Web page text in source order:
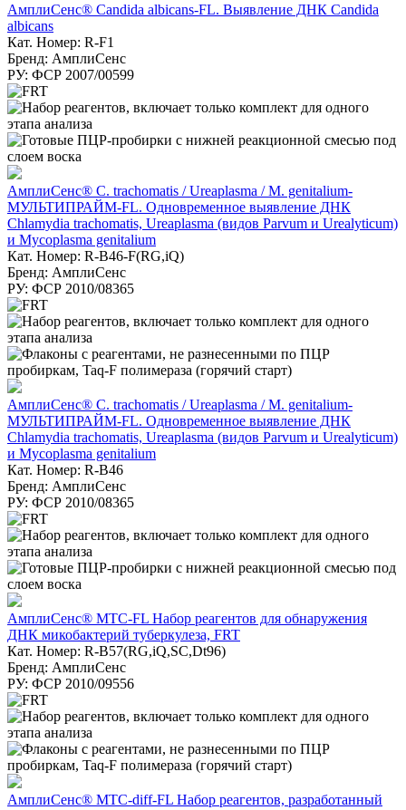
АмплиСенс® Candida albicans-FL. Выявление ДНК Candida
albicans
Кат. Номер: R-F1
Бренд: АмплиСенс
РУ: ФСР 2007/00599
АмплиСенс® C. trachomatis / Ureaplasma / M. genitalium-
МУЛЬТИПРАЙМ-FL. Одновременное выявление ДНК
Chlamydia trachomatis, Ureaplasma (видов Parvum и Urealyticum)
и Mycoplasma genitalium
Кат. Номер: R-B46-F(RG,iQ)
Бренд: АмплиСенс
РУ: ФСР 2010/08365
АмплиСенс® C. trachomatis / Ureaplasma / M. genitalium-
МУЛЬТИПРАЙМ-FL. Одновременное выявление ДНК
Chlamydia trachomatis, Ureaplasma (видов Parvum и Urealyticum)
и Mycoplasma genitalium
Кат. Номер: R-B46
Бренд: АмплиСенс
РУ: ФСР 2010/08365
АмплиСенс® MTC-FL Набор реагентов для обнаружения
ДНК микобактерий туберкулеза, FRT
Кат. Номер: R-B57(RG,iQ,SC,Dt96)
Бренд: АмплиСенс
РУ: ФСР 2010/09556
АмплиСенс® MTC-diff-FL Набор реагентов, разработанный